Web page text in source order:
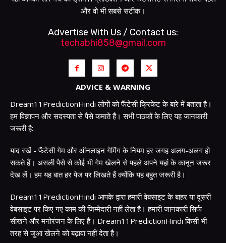
और वो भी सबसे सटीक।
Advertise With Us / Contact us:
techabhi858@gmail.com
ADVICE & WARNING
Dream11PredictionHindi लोगों को फैंटेसी क्रिकेट के बारे में बताता है।
हम विज्ञापन और सदस्यता से पैसे कमाते हैं। सभी पाठकों के लिए यह जानकारी
जरूरी है:
याद रखें - फैंटेसी गेम और ऑनलाइन गेमिंग के नियम हर जगह अलग-अलग हो
सकते हैं। असली पैसे से कोई भी गेम खेलने से पहले अपने यहां के कानून जरूर
देख लें। हम यह बात हर पेज पर लिखते हैं क्योंकि यह बहुत जरूरी है।
Dream11PredictionHindi आपके द्वारा हमारी वेबसाइट के बाहर या दूसरी
वेबसाइट पर किए गए काम की जिम्मेदारी नहीं लेता है। हमारी जानकारी सिर्फ
सीखने और मनोरंजन के लिए है। Dream11PredictionHindi किसी भी
तरह से जुआ खेलने को बढ़ावा नहीं देता है।